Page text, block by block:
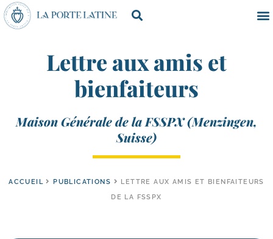
Lettre aux amis et
bienfaiteurs
Maison Générale de la FSSPX (Menzingen,
Suisse)
ACCUEIL PUBLICATIONS
LETTRE AUX AMIS ET BIENFAITEURS
DE LA FSSPX